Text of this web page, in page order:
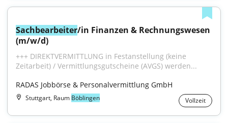
Sachbearbeiter/in Finanzen & Rechnungswesen
(m/w/d)
+++ DIREKTVERMITTLUNG in Festanstellung (keine
Zeitarbeit) / Vermittlungsgutscheine (AVGS) werden...
RADAS Jobbörse & Personalvermittlung GmbH
Stuttgart, Raum Böblingen Vollzeit